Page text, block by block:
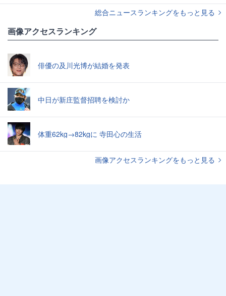
総合ニュースランキングをもっと見る
画像アクセスランキング
俳優の及川光博が結婚を発表
中日が新庄監督招聘を検討か
体重62kg→82kgに 寺田心の生活
画像アクセスランキングをもっと見る